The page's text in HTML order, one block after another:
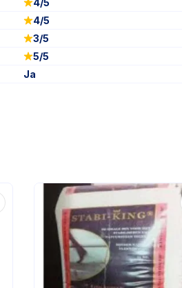
4/5
4/5
3/5
5/5
Ja